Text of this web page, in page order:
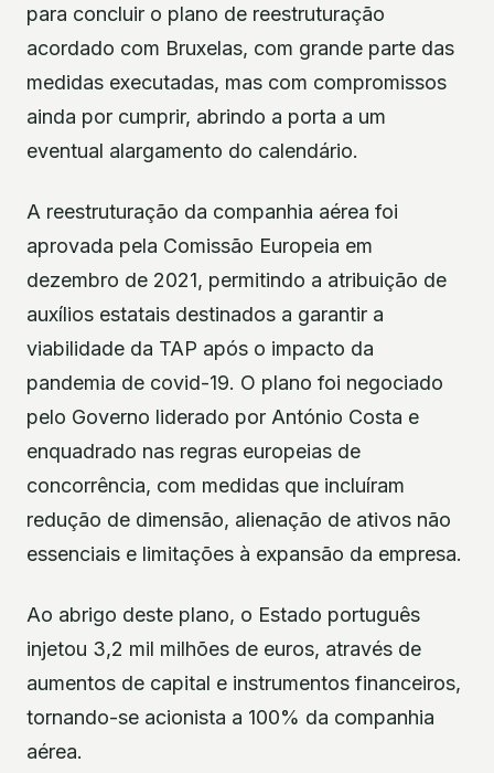
para concluir o plano de reestruturação
acordado com Bruxelas, com grande parte das
medidas executadas, mas com compromissos
ainda por cumprir, abrindo a porta a um
eventual alargamento do calendário.
A reestruturação da companhia aérea foi
aprovada pela Comissão Europeia em
dezembro de 2021, permitindo a atribuição de
auxílios estatais destinados a garantir a
viabilidade da TAP após o impacto da
pandemia de covid-19. O plano foi negociado
pelo Governo liderado por António Costa e
enquadrado nas regras europeias de
concorrência, com medidas que incluíram
redução de dimensão, alienação de ativos não
essenciais e limitações à expansão da empresa.
Ao abrigo deste plano, o Estado português
injetou 3,2 mil milhões de euros, através de
aumentos de capital e instrumentos financeiros,
tornando-se acionista a 100% da companhia
aérea.